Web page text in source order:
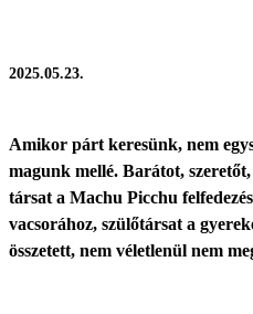
2025.05.23.
Amikor párt keresünk, nem
magunk mellé. Barátot,
társat a Machu Picchu
vacsorához, szülőtársat a
összetett, nem véletlenül nem